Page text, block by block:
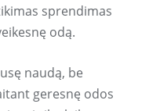
sprendimas
odą.
naudą, be
geresnę odos